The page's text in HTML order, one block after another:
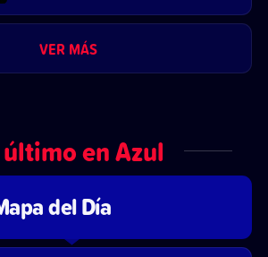
VER MÁS
en Azul
del Día